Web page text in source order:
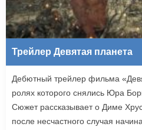
Трейлер Девятая планета
Дебютный трейлер фильма
ролях которого снялись Юра
Сюжет рассказывает о Диме
после несчастного случая